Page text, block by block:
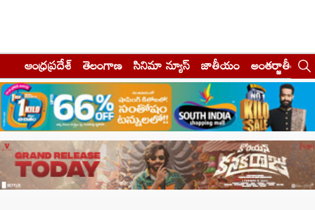
ఆంధ్రప్రదేశ్ తెలంగాణ సినిమా న్యూస్ జాతీయం అంతర్జాతీయం